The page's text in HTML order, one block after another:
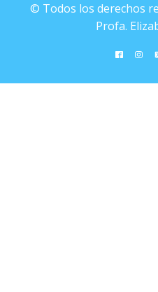
© Todos los derechos
Profa.